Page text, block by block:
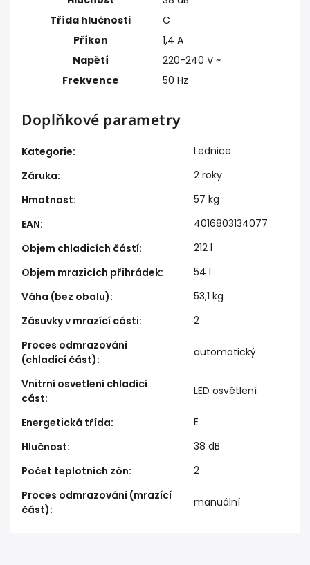
Třída hlučnosti
C
Příkon
1,4 A
Napětí
220-240 V ~
Frekvence
50 Hz
Doplňkové parametry
Kategorie:
Lednice
Záruka:
2 roky
Hmotnost:
57 kg
EAN:
4016803134077
Objem chladicích částí:
212 l
Objem mrazicích přihrádek:
54 l
Váha (bez obalu):
53,1 kg
Zásuvky v mrazící cásti:
2
Proces odmrazování
(chladící část):
automatický
Vnitrní osvetlení chladící
cást:
LED osvětlení
Energetická třída:
E
Hlučnost:
38 dB
Počet teplotních zón:
2
Proces odmrazování (mrazící
část):
manuální